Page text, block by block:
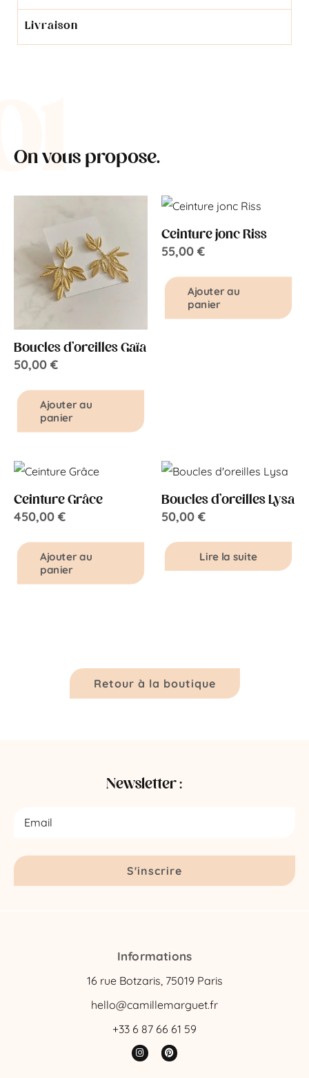
Livraison
On vous propose.
Boucles d’oreilles Gaïa
50,00 €
Ajouter au
panier
Ceinture jonc Riss
55,00 €
Ajouter au
panier
Ceinture Grâce
450,00 €
Ajouter au
panier
Boucles d’oreilles Lysa
50,00 €
Lire la suite
Retour à la boutique
Newsletter :
S'inscrire
Informations
16 rue Botzaris, 75019 Paris
hello@camillemarguet.fr
+33 6 87 66 61 59